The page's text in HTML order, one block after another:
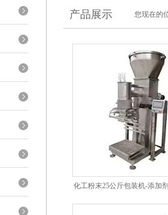
产品展示 您现在的
化工粉末25公斤包装机-添加
秤